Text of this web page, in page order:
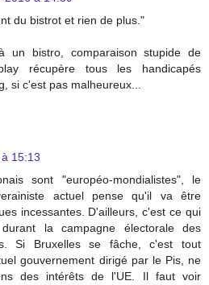
du bistrot et rien de plus."
un bistro, comparaison stupide de
récupère tous les handicapés
si c'est pas malheureux...
15:13
sont "européo-mondialistes", le
actuel pense qu'il va être
incessantes. D'ailleurs, c'est ce qui
la campagne électorale des
Si Bruxelles se fâche, c'est tout
gouvernement dirigé par le Pis, ne
des intérêts de l'UE. Il faut voir